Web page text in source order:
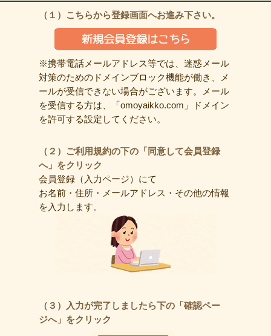
（１）こちらから登録画面へお進み下さい。
※携帯電話メールアドレス等では、迷惑メール
対策のためのドメインブロック機能が働き、メ
ールが受信できない場合がございます。メール
を受信する方は、「omoyaikko.com」ドメイン
を許可する設定してください。
（２）ご利用規約の下の「同意して会員登録
へ」をクリック
会員登録（入力ページ）にて
お名前・住所・メールアドレス・その他の情報
を入力します。
（３）入力が完了しましたら下の「確認ペー
ジへ」をクリック